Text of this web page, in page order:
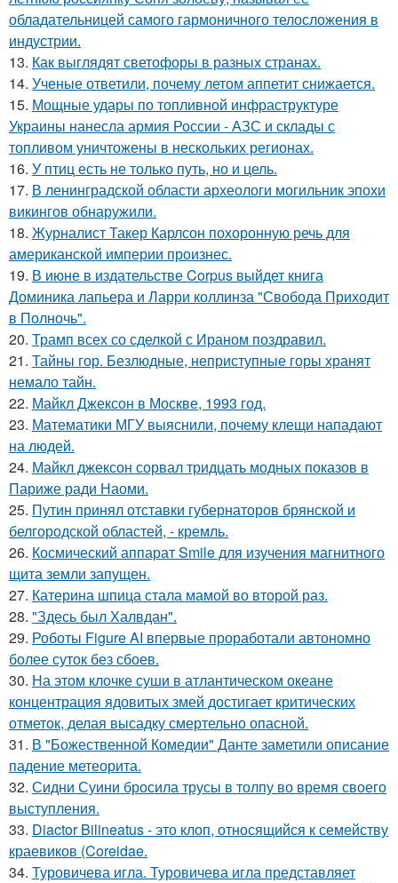
обладательницей самого гармоничного телосложения в
индустрии.
13. Как выглядят светофоры в разных странах.
14. Ученые ответили, почему летом аппетит снижается.
15. Мощные удары по топливной инфраструктуре
Украины нанесла армия России - АЗС и склады с
топливом уничтожены в нескольких регионах.
16. У птиц есть не только путь, но и цель.
17. В ленинградской области археологи могильник эпохи
викингов обнаружили.
18. Журналист Такер Карлсон похоронную речь для
американской империи произнес.
19. В июне в издательстве Corpus выйдет книга
Доминика лапьера и Ларри коллинза "Свобода Приходит
в Полночь".
20. Трамп всех со сделкой с Ираном поздравил.
21. Тайны гор. Безлюдные, неприступные горы хранят
немало тайн.
22. Майкл Джексон в Москве, 1993 год.
23. Математики МГУ выяснили, почему клещи нападают
на людей.
24. Майкл джексон сорвал тридцать модных показов в
Париже ради Наоми.
25. Путин принял отставки губернаторов брянской и
белгородской областей, - кремль.
26. Космический аппарат Smile для изучения магнитного
щита земли запущен.
27. Катерина шпица стала мамой во второй раз.
28. "Здесь был Халвдан".
29. Роботы Figure AI впервые проработали автономно
более суток без сбоев.
30. На этом клочке суши в атлантическом океане
концентрация ядовитых змей достигает критических
отметок, делая высадку смертельно опасной.
31. В "Божественной Комедии" Данте заметили описание
падение метеорита.
32. Сидни Суини бросила трусы в толпу во время своего
выступления.
33. Diactor Bilineatus - это клоп, относящийся к семейству
краевиков (Coreidae.
34. Туровичева игла. Туровичева игла представляет